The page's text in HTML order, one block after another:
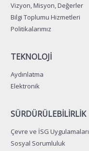
Vizyon, Misyon, Değerler
Bilgi Toplumu Hizmetleri
Politikalarımız
TEKNOLOJİ
Aydınlatma
Elektronik
SÜRDÜRÜLEBİLİRLİK
Çevre ve İSG Uygulamaları
Sosyal Sorumluluk